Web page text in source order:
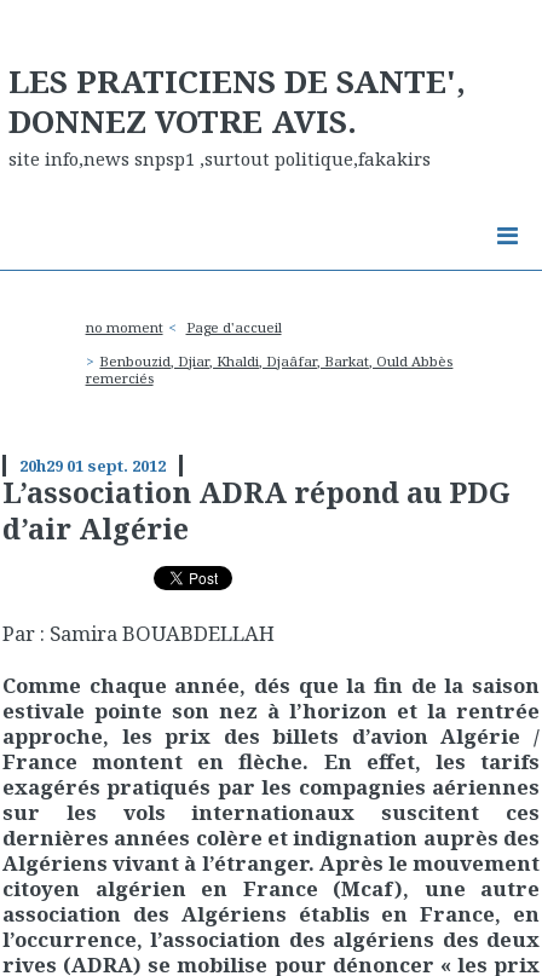
LES PRATICIENS DE SANTE',
DONNEZ VOTRE AVIS.
site info,news snpsp1 ,surtout politique,fakakirs
no moment
Page d'accueil
Benbouzid, Djiar, Khaldi, Djaâfar, Barkat, Ould Abbès
remerciés
20h29 01 sept. 2012
L’association ADRA répond au PDG
d’air Algérie
Par : Samira BOUABDELLAH
Comme chaque année, dés que la fin de la saison
estivale pointe son nez à l’horizon et la rentrée
approche, les prix des billets d’avion Algérie /
France montent en flèche. En effet, les tarifs
exagérés pratiqués par les compagnies aériennes
sur les vols internationaux suscitent ces
dernières années colère et indignation auprès des
Algériens vivant à l’étranger. Après le mouvement
citoyen algérien en France (Mcaf), une autre
association des Algériens établis en France, en
l’occurrence, l’association des algériens des deux
rives (ADRA) se mobilise pour dénoncer « les prix